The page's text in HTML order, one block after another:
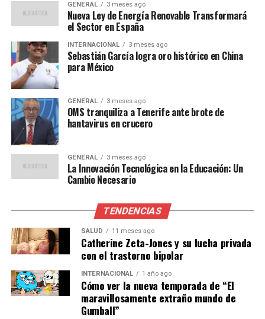
economía digital no está exenta de desafíos. La brecha
digital sigue siendo un obstáculo significativo,
especialmente en regiones rurales donde el acceso a
Internet es limitado. Sin embargo, los gobiernos están
tomando medidas para abordar este problema. En
México, por ejemplo, se ha lanzado un ambicioso plan
para llevar Internet de alta velocidad a todas las áreas
rurales para el año 2025.
Además, la ciberseguridad se ha convertido en una
preocupación creciente. Con el aumento de la
digitalización, las amenazas cibernéticas son más
frecuentes y sofisticadas. Las empresas están invirtiendo
operaciones.
Mirando Hacia el Futuro
El futuro de la economía global está inextricablemente
ligado a la innovación tecnológica. Se espera que las
inversiones en tecnología continúen creciendo, con un
enfoque particular en la sostenibilidad y las energías
GENERAL 3 meses ago
Nueva Ley de Energía Renovable Transformará
el Sector en España
INTERNACIONAL 3 meses ago
Sebastián García logra oro histórico en China
para México
GENERAL 3 meses ago
OMS tranquiliza a Tenerife ante brote de
hantavirus en crucero
GENERAL 3 meses ago
La Innovación Tecnológica en la Educación: Un
Cambio Necesario
TENDENCIAS
SALUD 11 meses ago
Catherine Zeta-Jones y su lucha privada
con el trastorno bipolar
INTERNACIONAL 1 año ago
Cómo ver la nueva temporada de “El
maravillosamente extraño mundo de
Gumball”